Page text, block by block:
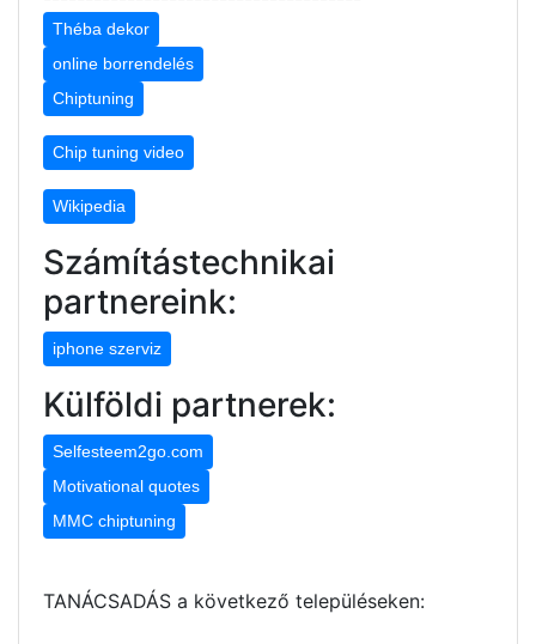
Théba dekor
online borrendelés
Chiptuning
Chip tuning video
Wikipedia
Számítástechnikai
partnereink:
iphone szerviz
Külföldi partnerek:
Selfesteem2go.com
Motivational quotes
MMC chiptuning
TANÁCSADÁS a következő településeken: